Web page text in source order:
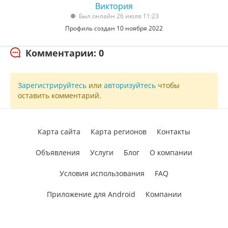
Виктория
Был онлайн 26 июля 11:23
Профиль создан 10 ноября 2022
Комментарии: 0
Зарегистрируйтесь или авторизуйтесь чтобы
оставить комментарий.
Карта сайта Карта регионов Контакты
Объявления Услуги Блог О компании
Условия использования FAQ
Приложение для Android Компании